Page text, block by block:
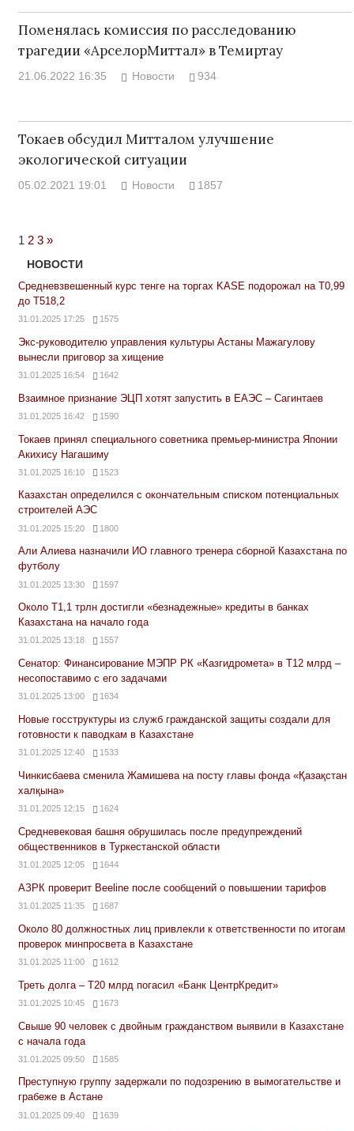
Поменялась комиссия по расследованию
трагедии «АрселорМиттал» в Темиртау
21.06.2022 16:35 Новости 934
Токаев обсудил Митталом улучшение
экологической ситуации
05.02.2021 19:01 Новости 1857
1 2 3 Next
Posts
»
НОВОСТИ
Средневзвешенный курс тенге на торгах KASE подорожал на Т0,99
до Т518,2
31.01.2025 17:25 1575
Экс-руководителю управления культуры Астаны Мажагулову
вынесли приговор за хищение
31.01.2025 16:54 1642
Взаимное признание ЭЦП хотят запустить в ЕАЭС – Сагинтаев
31.01.2025 16:42 1590
Токаев принял специального советника премьер-министра Японии
Акихису Нагашиму
31.01.2025 16:10 1523
Казахстан определился с окончательным списком потенциальных
строителей АЭС
31.01.2025 15:20 1800
Али Алиева назначили ИО главного тренера сборной Казахстана по
футболу
31.01.2025 13:30 1597
Около Т1,1 трлн достигли «безнадежные» кредиты в банках
Казахстана на начало года
31.01.2025 13:18 1557
Сенатор: Финансирование МЭПР РК «Казгидромета» в Т12 млрд –
несопоставимо с его задачами
31.01.2025 13:00 1634
Новые госструктуры из служб гражданской защиты создали для
готовности к паводкам в Казахстане
31.01.2025 12:40 1533
Чинкисбаева сменила Жамишева на посту главы фонда «Қазақстан
халқына»
31.01.2025 12:15 1624
Средневековая башня обрушилась после предупреждений
общественников в Туркестанской области
31.01.2025 12:05 1644
АЗРК проверит Beeline после сообщений о повышении тарифов
31.01.2025 11:35 1687
Около 80 должностных лиц привлекли к ответственности по итогам
проверок минпросвета в Казахстане
31.01.2025 11:00 1612
Треть долга – Т20 млрд погасил «Банк ЦентрКредит»
31.01.2025 10:45 1673
Свыше 90 человек с двойным гражданством выявили в Казахстане
с начала года
31.01.2025 09:50 1585
Преступную группу задержали по подозрению в вымогательстве и
грабеже в Астане
31.01.2025 09:40 1639